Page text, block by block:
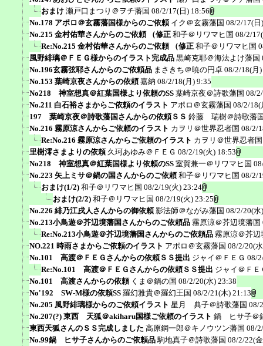
おまけ 瀬戸口まつり＠ヲチ藩国 08/2/17(日) 18:56
No.178 アポロ＠玄霧藩国様からのご依頼 イク＠玄霧藩国 08/2/17(日
No.215 金村佑華さんからのご依頼 （修正 和子＠リワマヒ国 08/2/
Re:No.215 金村佑華さんからのご依頼 （修正 和子＠リワマヒ国
風野緋璃＠ＦＥＧ様からのイラスト完成品 黒崎克耶＠海法よけ藩国
No.196玄霧弦耶さんからのご依頼品 まさきち＠暁の円卓 08/2/18(月
No.153 葉崎京夜さんからの依頼 嘉納 08/2/18(月) 9:35
No218 神室想真＠紅葉国様より依頼のSS 葉崎京夜＠詩歌藩国 08/
No.211 白石裕さまからご依頼のイラスト アポロ＠玄霧藩国 08/2/18(
197 葉崎京夜＠詩歌藩国さんからの依頼ＳＳ 鈴藤 瑞樹＠詩歌藩
No.216 霧原涼さんからご依頼のイラスト カヲリ＠世界忍者国 08/2/
Re:No.216 霧原涼さんからご依頼のイラスト カヲリ＠世界忍者国
里樹澪さまよりの依頼 久珂あゆみ＠ＦＥＧ 08/2/19(火) 18:53
No218 神室想真＠紅葉国様より依頼のSS 室賀兼一＠リワマヒ国
No.223 矢上ミサ＠鍋の国さんからのご依頼 和子＠リワマヒ国 08/2/
おまけ(1/2) 和子＠リワマヒ国 08/2/19(火) 23:24
おまけ(2/2) 和子＠リワマヒ国 08/2/19(火) 23:25
No.226 緋乃江戌人さんからの御依頼 影法師＠ながみ藩国 08/2/20(水
No.213小鳥遊＠芥辺境藩国さんからのご依頼品 霧原涼＠芥辺境藩国
Re:No.213小鳥遊＠芥辺境藩国さんからのご依頼品 霧原涼＠芥辺
NO.221 時雨さまからご依頼のイラスト アポロ＠玄霧藩国 08/2/20(
No.101 高渡＠ＦＥＧさんからの依頼ＳＳ提出 ジャイ＠ＦＥＧ 08/
Re:No.101 高渡＠ＦＥＧさんからの依頼ＳＳ提出 ジャイ＠ＦＥ
No.101 高渡さんからの依頼 くま＠鍋の国 08/2/20(水) 23:38
No'192 SW-M様の依頼SS 羅幻雅貴＠羅幻王国 08/2/21(木) 21:13
No.205 風野緋璃様からのご依頼イラスト 星月 典子＠詩歌藩国 08/
No.207(?) 東西 天狐＠akiharu国様ご依頼のイラスト 鍋 ヒサ子＠
東西天狐さんのＳＳ完成しました 高原鋼一郎＠キノウツン藩国 08/
No.99鍋 ヒサ子さんからのご依頼品 駒地真子＠詩歌藩国 08/2/22(